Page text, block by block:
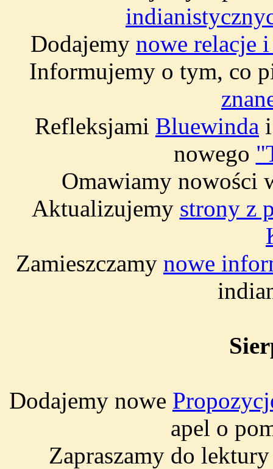
Dodajemy nowe relacje
Informujemy o tym, co
Refleksjami Bluewinda
nowego
Omawiamy nowości
Aktualizujemy strony z
Zamieszczamy nowe
Dodajemy nowe
apel o
Zapraszamy do